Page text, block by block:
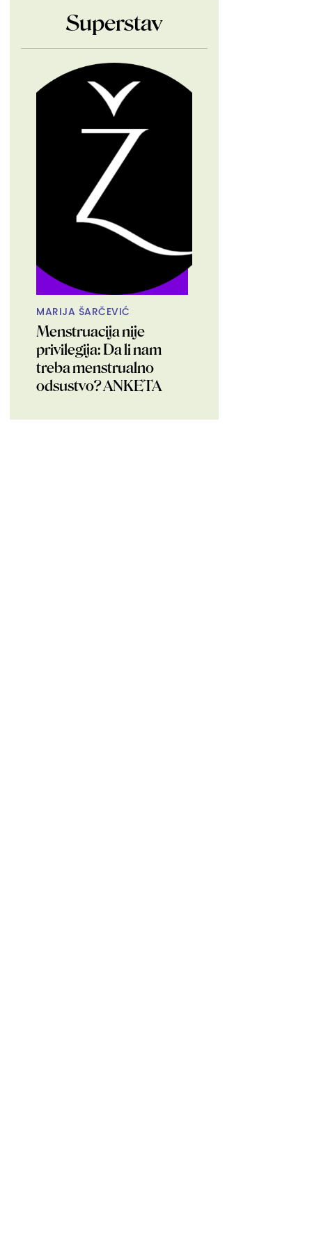
Superstav
MARIJA ŠARČEVIĆ
Menstruacija nije
privilegija: Da li nam
treba menstrualno
odsustvo? ANKETA